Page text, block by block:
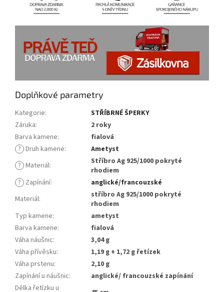
Doplňkové parametry
Kategorie:
STŘÍBRNÉ ŠPERKY
Záruka:
2 roky
Barva kamene:
fialová
? Druh kamene:
Ametyst
? Materiál:
Stříbro Ag 925/1000 pokryté
rhodiem
? Zapínání:
anglické/francouzské
Materiál:
stříbro Ag 925/1000 pokryté
rhodiem
Typ kamene:
ametyst
Barva kamene:
fialová
Váha náušnic:
3,04 g
Váha přívěsku:
1,19 g + 1,72 g řetízek
Váha prstenu:
2,10 g
Zapínání u náušnic:
anglické/ francouzské zapínání
Délka řetízku u